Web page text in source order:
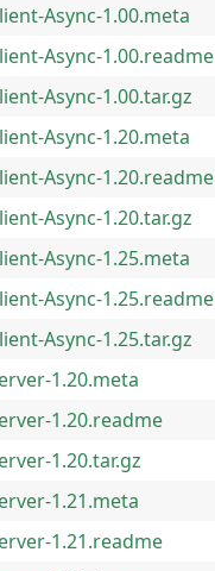
Async-1.00.meta
Async-1.00.readme
Async-1.00.tar.gz
Async-1.20.meta
Async-1.20.readme
Async-1.20.tar.gz
Async-1.25.meta
Async-1.25.readme
Async-1.25.tar.gz
1.20.meta
1.20.readme
1.20.tar.gz
1.21.meta
1.21.readme